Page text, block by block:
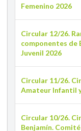
Femenino 2026
Circular 12/26.
componentes de
Juvenil 2026
Circular 11/26.
Amateur Infantil
Circular 10/26.
Benjamín.